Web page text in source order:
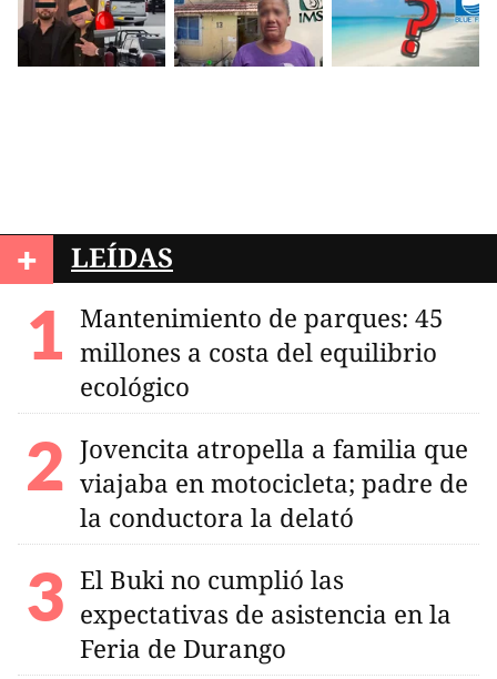
+ LEÍDAS
Mantenimiento de parques: 45
millones a costa del equilibrio
ecológico
Jovencita atropella a familia que
viajaba en motocicleta; padre de
la conductora la delató
El Buki no cumplió las
expectativas de asistencia en la
Feria de Durango